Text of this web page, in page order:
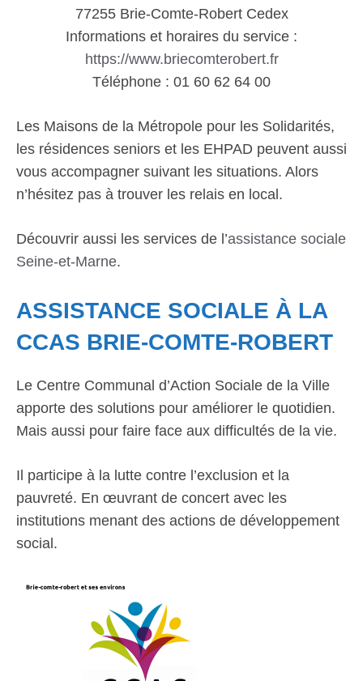
77255 Brie-Comte-Robert Cedex
Informations et horaires du service :
https://www.briecomterobert.fr
Téléphone : 01 60 62 64 00
Les Maisons de la Métropole pour les Solidarités,
les résidences seniors et les EHPAD peuvent aussi
vous accompagner suivant les situations. Alors
n’hésitez pas à trouver les relais en local.
Découvrir aussi les services de l’assistance sociale
Seine-et-Marne.
ASSISTANCE SOCIALE À LA
CCAS BRIE-COMTE-ROBERT
Le Centre Communal d’Action Sociale de la Ville
apporte des solutions pour améliorer le quotidien.
Mais aussi pour faire face aux difficultés de la vie.
Il participe à la lutte contre l’exclusion et la
pauvreté. En œuvrant de concert avec les
institutions menant des actions de développement
social.